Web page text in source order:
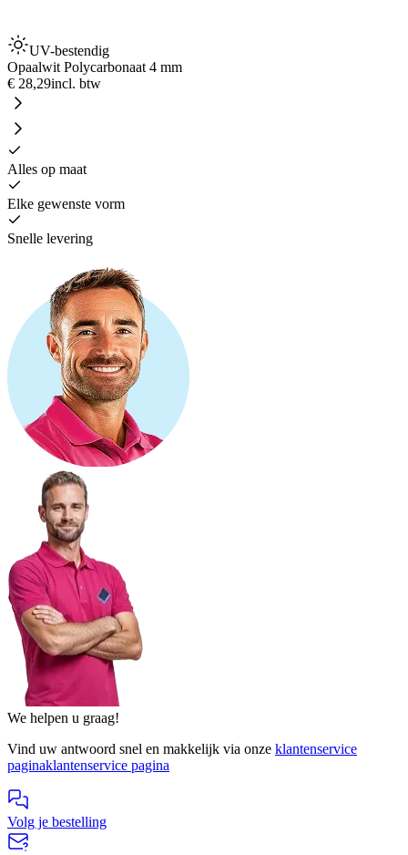
UV-bestendig
Opaalwit Polycarbonaat 4 mm
€ 28,29incl. btw
Alles op maat
Elke gewenste vorm
Snelle levering
We helpen u graag!
Vind uw antwoord snel en makkelijk via onze klantenservice
paginaklantenservice pagina
Volg je bestelling